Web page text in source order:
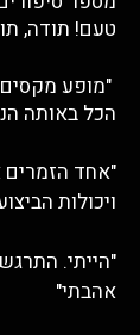
טעם! תודה,
"מופע מקסים
הכל באותה
"אחד
ויכולות
"הייתי.
אהבתי"